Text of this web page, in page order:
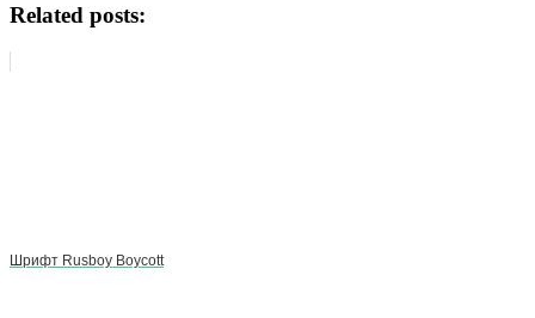
Related posts:
Шрифт Rusboy Boycott